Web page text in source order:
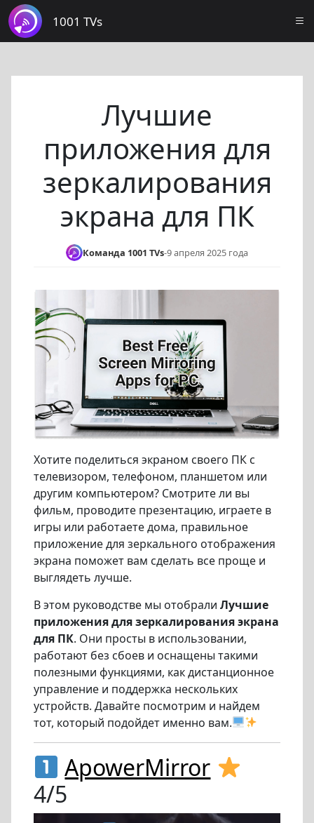
1001 TVs
Лучшие
приложения для
зеркалирования
экрана для ПК
Команда 1001 TVs-9 апреля 2025 года
Хотите поделиться экраном своего ПК с
телевизором, телефоном, планшетом или
другим компьютером? Смотрите ли вы
фильм, проводите презентацию, играете в
игры или работаете дома, правильное
приложение для зеркального отображения
экрана поможет вам сделать все проще и
выглядеть лучше.
В этом руководстве мы отобрали Лучшие
приложения для зеркалирования экрана
для ПК. Они просты в использовании,
работают без сбоев и оснащены такими
полезными функциями, как дистанционное
управление и поддержка нескольких
устройств. Давайте посмотрим и найдем
тот, который подойдет именно вам.
ApowerMirror
4/5